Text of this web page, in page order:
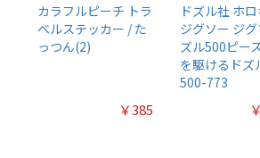
カラフルピーチ トラ
ベルステッカー / た
っつん(2)
￥385
ドズル社 ホ
ジグソー ジ
ズル500ピー
を駆けるドズ
500-773